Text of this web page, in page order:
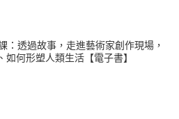
：透過故事，走進藝術家創作現場，
如何形塑人類生活【電子書】